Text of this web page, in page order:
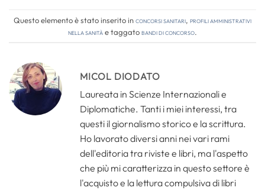
Questo elemento è stato inserito inConcorsi Sanitari, Profili amministrativi
nella sanitàe taggatobandi di concorso.
MICOL DIODATO
Laureata in Scienze Internazionali e
Diplomatiche. Tanti i miei interessi, tra
questi il giornalismo storico e la scrittura.
Ho lavorato diversi anni nei vari rami
dell'editoria tra riviste e libri, ma l'aspetto
che più mi caratterizza in questo settore è
l'acquisto e la lettura compulsiva di libri